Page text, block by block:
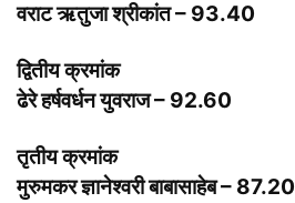
वराट ऋतुजा श्रीकांत – 93.40
द्वितीय क्रमांक
ढेरे हर्षवर्धन युवराज – 92.60
तृतीय क्रमांक
मुरुमकर ज्ञानेश्वरी बाबासाहेब – 87.20